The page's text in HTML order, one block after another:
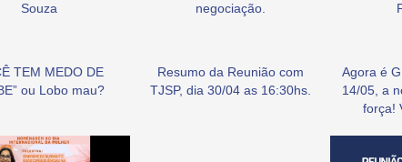
Souza
negociação.
TEM MEDO DE
ou Lobo mau?
Resumo da Reunião com
TJSP, dia 30/04 as 16:30hs.
Agora é
14/05, a
força!